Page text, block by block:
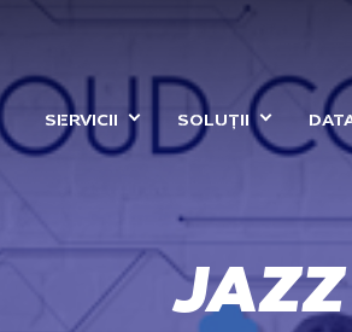
MAIN
SERVICII SOLUȚII